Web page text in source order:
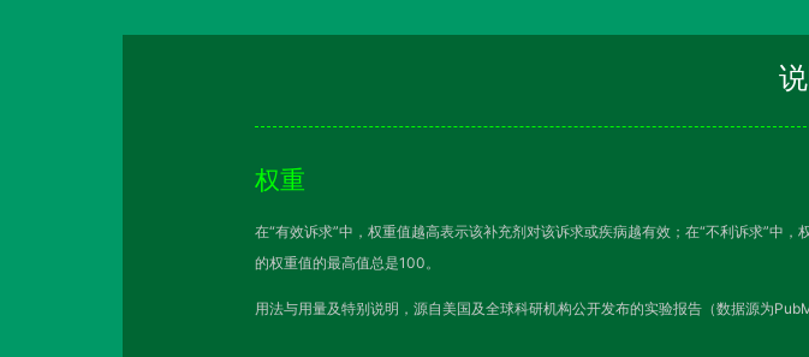
权重
在“有效诉求”中，权重值越高表示该补充剂对该诉求或疾病越有效；在“不利诉求”中
的权重值的最高值总是100。
用法与用量及特别说明，源自美国及全球科研机构公开发布的实验报告（数据源为